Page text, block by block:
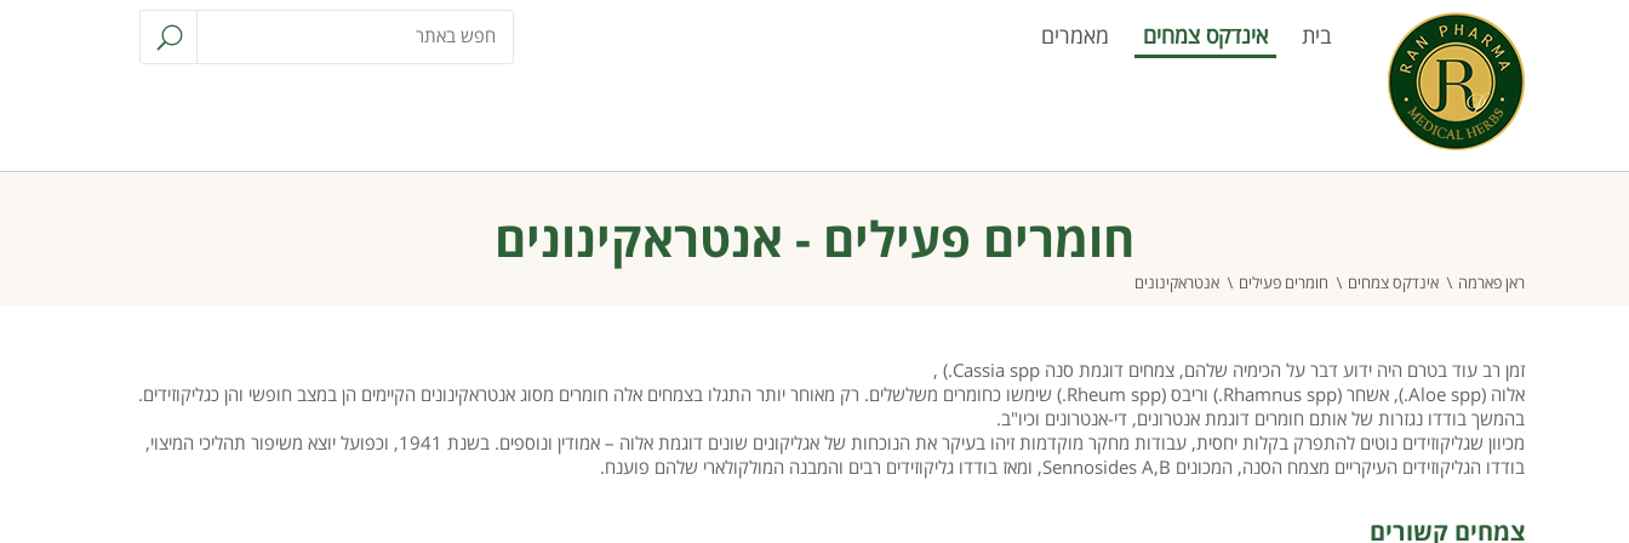
בית אינדקס צמחים מאמרים
חומרים פעילים - אנטראקינונים
ראן פארמה אינדקס צמחים חומרים פעילים אנטראקינונים
זמן רב עוד בטרם היה ידוע דבר על הכימיה שלהם, צמחים דוגמת סנה Cassia spp.) ,
אלוה (Aloe spp.), אשחר (Rhamnus spp.) וריבס (Rheum spp.) שימשו כחומרים משלשלים. רק מאוחר יותר התגלו בצמחים אלה חומרים מסוג אנטראקינונים הקיימים הן במצב חופשי והן כגליקוזידים.
בהמשך בודדו נגזרות של אותם חומרים דוגמת אנטרונים, די-אנטרונים וכיו"ב.
מכיוון שגליקוזידים נוטים להתפרק בקלות יחסית, עבודות מחקר מוקדמות זיהו בעיקר את הנוכחות של אגליקונים שונים דוגמת אלוה – אמודין ונוספים. בשנת 1941, וכפועל יוצא משיפור תהליכי המיצוי,
בודדו הגליקוזידים העיקריים מצמח הסנה, המכונים Sennosides A,B, ומאז בודדו גליקוזידים רבים והמבנה המולקולארי שלהם פוענח.
צמחים קשורים